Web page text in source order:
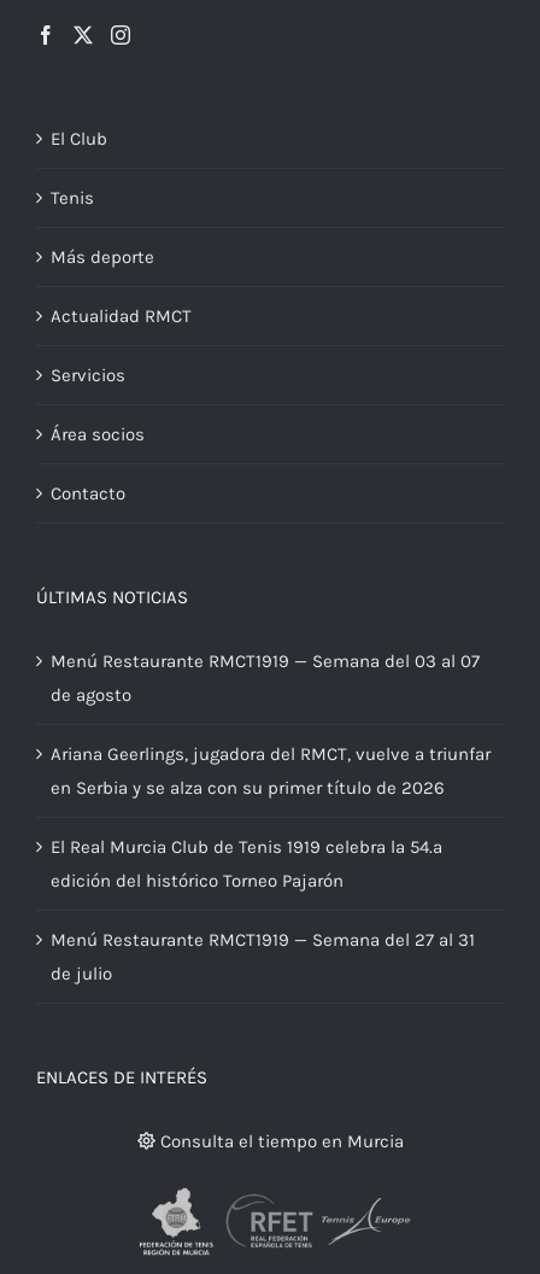
El Club
Tenis
Más deporte
Actualidad RMCT
Servicios
Área socios
Contacto
ÚLTIMAS NOTICIAS
Menú Restaurante RMCT1919 — Semana del 03 al 07
de agosto
Ariana Geerlings, jugadora del RMCT, vuelve a triunfar
en Serbia y se alza con su primer título de 2026
El Real Murcia Club de Tenis 1919 celebra la 54.ª
edición del histórico Torneo Pajarón
Menú Restaurante RMCT1919 — Semana del 27 al 31
de julio
ENLACES DE INTERÉS
Consulta el tiempo en Murcia